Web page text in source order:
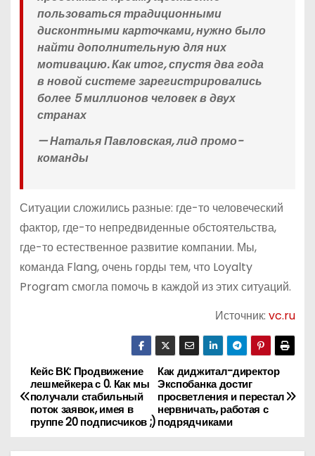
пользоваться традиционными
дисконтными карточками, нужно было
найти дополнительную для них
мотивацию. Как итог, спустя два года
в новой системе зарегистрировались
более 5 миллионов человек в двух
странах
— Наталья Павловская, лид промо-
команды
Ситуации сложились разные: где-то человеческий
фактор, где-то непредвиденные обстоятельства,
где-то естественное развитие компании. Мы,
команда Flang, очень горды тем, что Loyalty
Program смогла помочь в каждой из этих ситуаций.
Источник:vc.ru
Н
а
Как диджитал-директор
Экспобанка достиг
просветления и перестал
нервничать, работая с
подрядчиками
Кейс ВК: Продвижение
лешмейкера с 0. Как мы
получали стабильный
поток заявок, имея в
группе 20 подписчиков ;)